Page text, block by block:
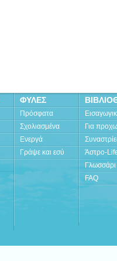
ΦΥΛΕΣ
Πρόσφατα
Σχολιασμένα
Ενεργά
Γράψε και εσύ
Για
Άστρο-
Γλωσσάρι
FAQ